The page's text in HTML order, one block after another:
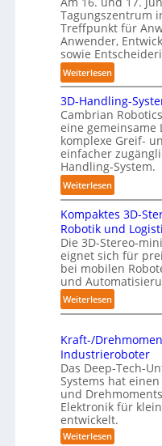
o
t
e
r
b
o
t
Z
ü
r
i
c
h
:
T
r
e
f
p
u
n
k
t
f
ü
p
a
x
i
s
n
a
h
Tagungszentrum
Treffpunkt für
Anwender,
sowie
Weiterlesen:
A
u
t
o
m
a
t
i
s
i
e
r
u
n
g
s
r
e
f
f
2
0
2
3D-Handling-
Cambrian
eine gemeinsame
komplexe Greif-
einfacher
Handling-System.
Weiterlesen:
3
D
-
H
a
n
d
l
n
g
-
S
y
s
t
Kompaktes 3D-
Robotik und
Die 3D-Stereo-
eignet sich für
bei mobilen
und
Weiterlesen:
K
m
p
k
t
e
s
Kraft-/
Industrieroboter
Das Deep-Tech-
Systems hat
und
Elektronik für
entwickelt.
Weiterlesen: